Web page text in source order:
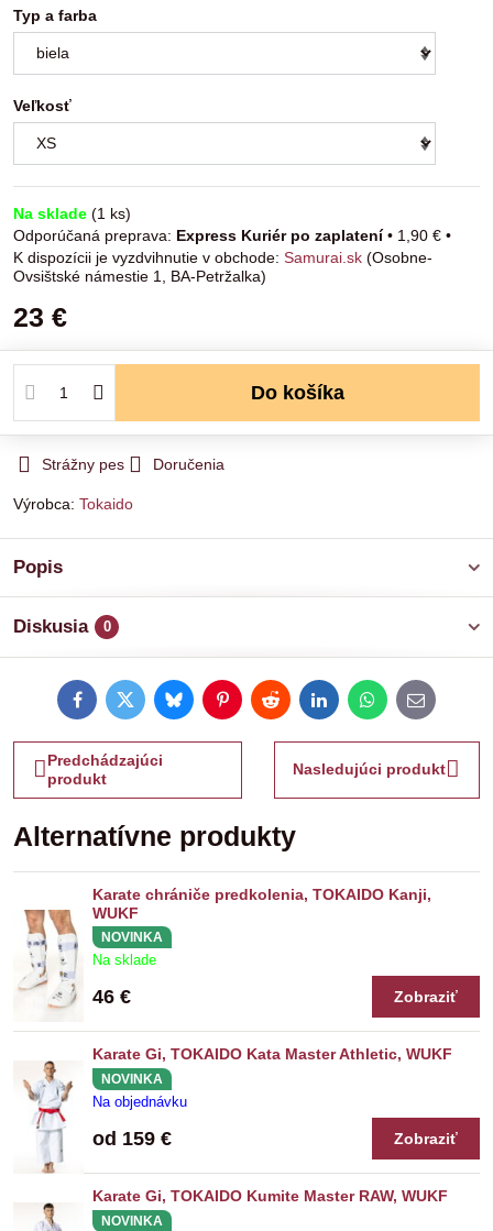
Typ a farba
Veľkosť
Na sklade (1 ks)
Express Kuriér po zaplatení• 1,90 € •
Samurai.sk (Osobne-
Ovsištské námestie 1, BA-Petržalka)
23 €
Do košíka
Strážny pes Doručenia
Výrobca: Tokaido
Popis
Diskusia 0
FacebookTwitterBlueskyPinterestRedditLinkedInWhatsApp
E-
mail
Predchádzajúci
produkt
Nasledujúci produkt
Alternatívne produkty
Karate chrániče predkolenia, TOKAIDO Kanji,
WUKF
NOVINKA
Na sklade
46 € Zobraziť
Karate Gi, TOKAIDO Kata Master Athletic, WUKF
NOVINKA
Na objednávku
od 159 € Zobraziť
Karate Gi, TOKAIDO Kumite Master RAW, WUKF
NOVINKA